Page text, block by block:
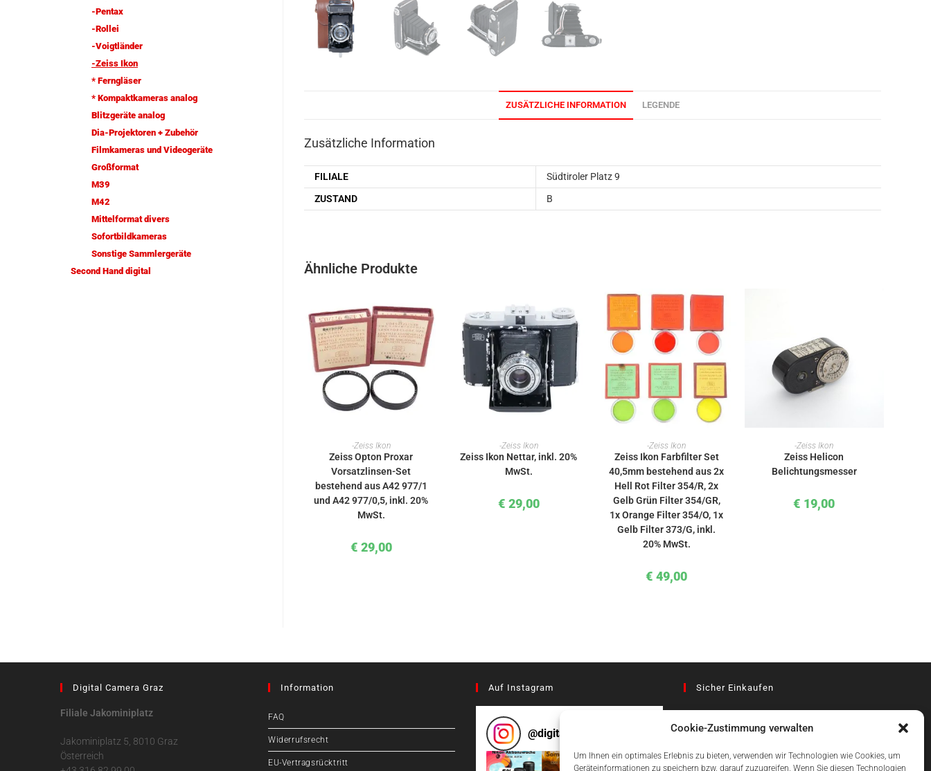
Cookie-Zustimmung verwalten
Um Ihnen ein optimales Erlebnis zu bieten, verwenden wir Technologien wie Cookies, um
Geräteinformationen zu speichern bzw. darauf zuzugreifen. Wenn Sie diesen Technologien
ZUSÄTZLICHE INFORMATION LEGENDE
Zusätzliche Information
FILIALE
Südtiroler Platz 9
ZUSTAND
B
Ähnliche Produkte
IN DEN WARENKORB
-Zeiss Ikon
Zeiss Opton Proxar
Vorsatzlinsen-Set
bestehend aus A42 977/1
und A42 977/0,5, inkl. 20%
MwSt.
€ 29,00
IN DEN WARENKORB
-Zeiss Ikon
Zeiss Ikon Nettar, inkl. 20%
MwSt.
€ 29,00
IN DEN WARENKORB
-Zeiss Ikon
Zeiss Ikon Farbfilter Set
40,5mm bestehend aus 2x
Hell Rot Filter 354/R, 2x
Gelb Grün Filter 354/GR,
1x Orange Filter 354/O, 1x
Gelb Filter 373/G, inkl.
20% MwSt.
€ 49,00
IN DEN WARENKORB
-Zeiss Ikon
Zeiss Helicon
Belichtungsmesser
€ 19,00
-Pentax
-Rollei
-Voigtländer
-Zeiss Ikon
* Ferngläser
* Kompaktkameras analog
Blitzgeräte analog
Dia-Projektoren + Zubehör
Filmkameras und Videogeräte
Großformat
M39
M42
Mittelformat divers
Sofortbildkameras
Sonstige Sammlergeräte
Second Hand digital
Digital Camera Graz
Filiale Jakominiplatz
Jakominiplatz 5, 8010 Graz
Österreich
Information
FAQ
Widerrufsrecht
EU-Vertragsrücktritt
Auf Instagram
@digitalcameragraz
Sicher Einkaufen